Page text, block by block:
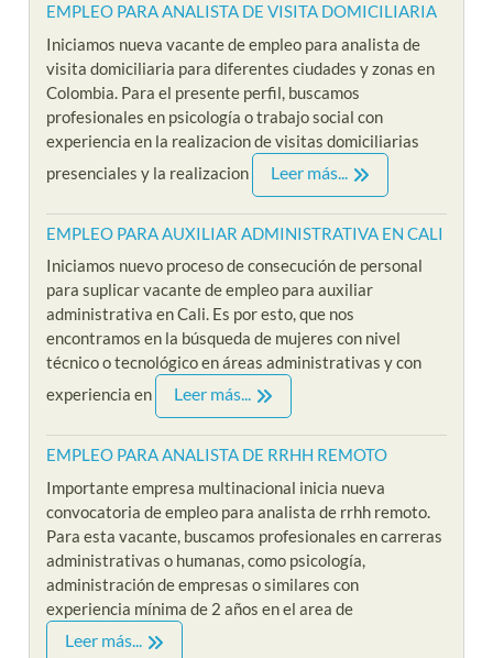
EMPLEO PARA ANALISTA DE VISITA DOMICILIARIA
Iniciamos nueva vacante de empleo para analista de
visita domiciliaria para diferentes ciudades y zonas en
Colombia. Para el presente perfil, buscamos
profesionales en psicología o trabajo social con
experiencia en la realizacion de visitas domiciliarias
presenciales y la realizacion
Leer más...
EMPLEO PARA AUXILIAR ADMINISTRATIVA EN CALI
Iniciamos nuevo proceso de consecución de personal
para suplicar vacante de empleo para auxiliar
administrativa en Cali. Es por esto, que nos
encontramos en la búsqueda de mujeres con nivel
técnico o tecnológico en áreas administrativas y con
experiencia en
Leer más...
EMPLEO PARA ANALISTA DE RRHH REMOTO
Importante empresa multinacional inicia nueva
convocatoria de empleo para analista de rrhh remoto.
Para esta vacante, buscamos profesionales en carreras
administrativas o humanas, como psicología,
administración de empresas o similares con
experiencia mínima de 2 años en el area de
Leer más...